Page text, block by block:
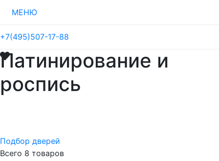
МЕНЮ
+7(495)507-17-88
Патинирование и
роспись
Подбор дверей
Цена
Всего 8 товаров